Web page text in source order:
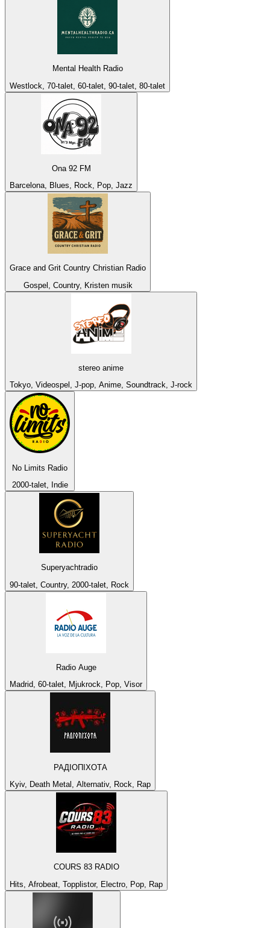
Mental Health Radio
Westlock, 70-talet, 60-talet, 90-talet, 80-talet
Ona 92 FM
Barcelona, Blues, Rock, Pop, Jazz
Grace and Grit Country Christian Radio
Gospel, Country, Kristen musik
stereo anime
Tokyo, Videospel, J-pop, Anime, Soundtrack, J-rock
No Limits Radio
2000-talet, Indie
Superyachtradio
90-talet, Country, 2000-talet, Rock
Radio Auge
Madrid, 60-talet, Mjukrock, Pop, Visor
РАДІОПІХОТА
Kyiv, Death Metal, Alternativ, Rock, Rap
COURS 83 RADIO
Hits, Afrobeat, Topplistor, Electro, Pop, Rap